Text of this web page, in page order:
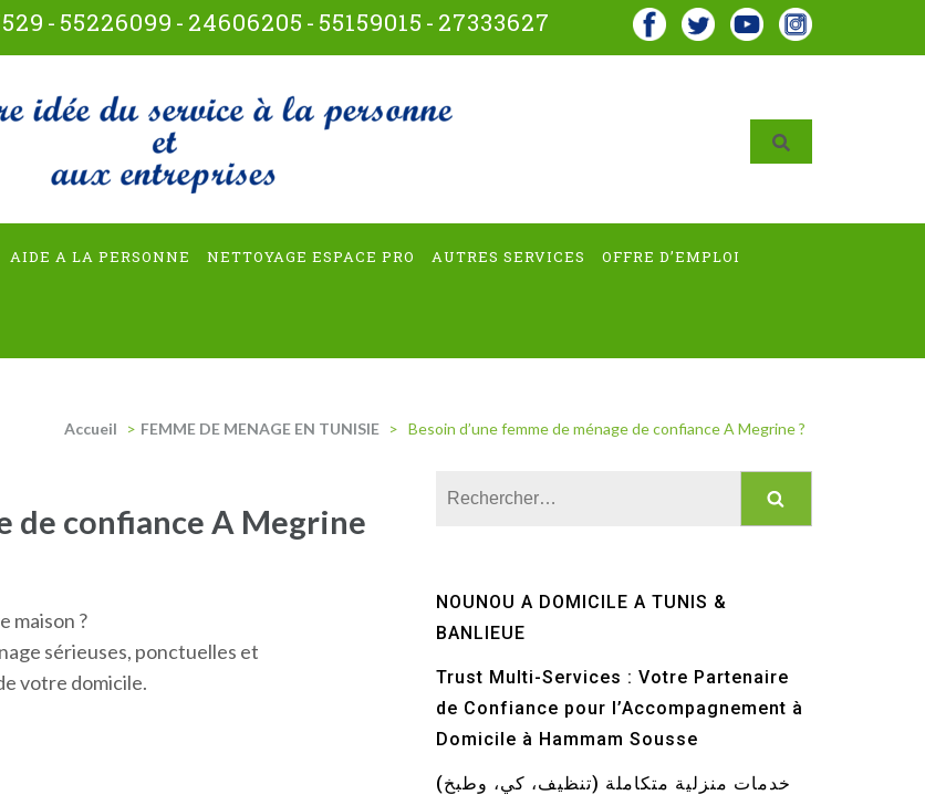
- 55226099 - 24606205 - 55159015 - 27333627
AIDE A LA PERSONNE NETTOYAGE ESPACE PRO AUTRES SERVICES OFFRE D’EMPLOI
Accueil > FEMME DE MENAGE EN TUNISIE > Besoin d’une femme de ménage de confiance A Megrine ?
de confiance A Megrine
maison ?
sérieuses, ponctuelles et
votre domicile.
Rechercher :
NOUNOU A DOMICILE A TUNIS &
BANLIEUE
Trust Multi-Services : Votre Partenaire
de Confiance pour l’Accompagnement à
Domicile à Hammam Sousse
خدمات منزلية متكاملة (تنظيف، كي، وطبخ)